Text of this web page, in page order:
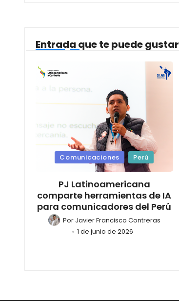
Entrada que te puede gustar
Comunicaciones Perú
PJ Latinoamericana
comparte herramientas de IA
para comunicadores del Perú
Por Javier Francisco Contreras
1 de junio de 2026